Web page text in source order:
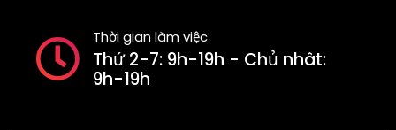
Thời gian làm việc
Thứ 2-7: 9h-19h - Chủ nhât:
9h-19h